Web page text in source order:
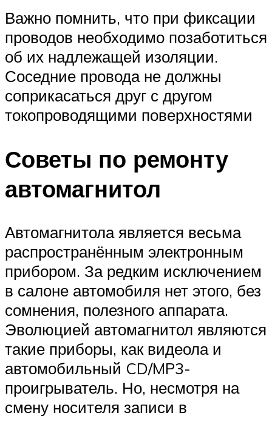
Важно помнить, что при фиксации
проводов необходимо позаботиться
об их надлежащей изоляции.
Соседние провода не должны
соприкасаться друг с другом
токопроводящими поверхностями
Советы по ремонту
автомагнитол
Автомагнитола является весьма
распространённым электронным
прибором. За редким исключением
в салоне автомобиля нет этого, без
сомнения, полезного аппарата.
Эволюцией автомагнитол являются
такие приборы, как видеола и
автомобильный CD/MP3-
проигрыватель. Но, несмотря на
смену носителя записи в